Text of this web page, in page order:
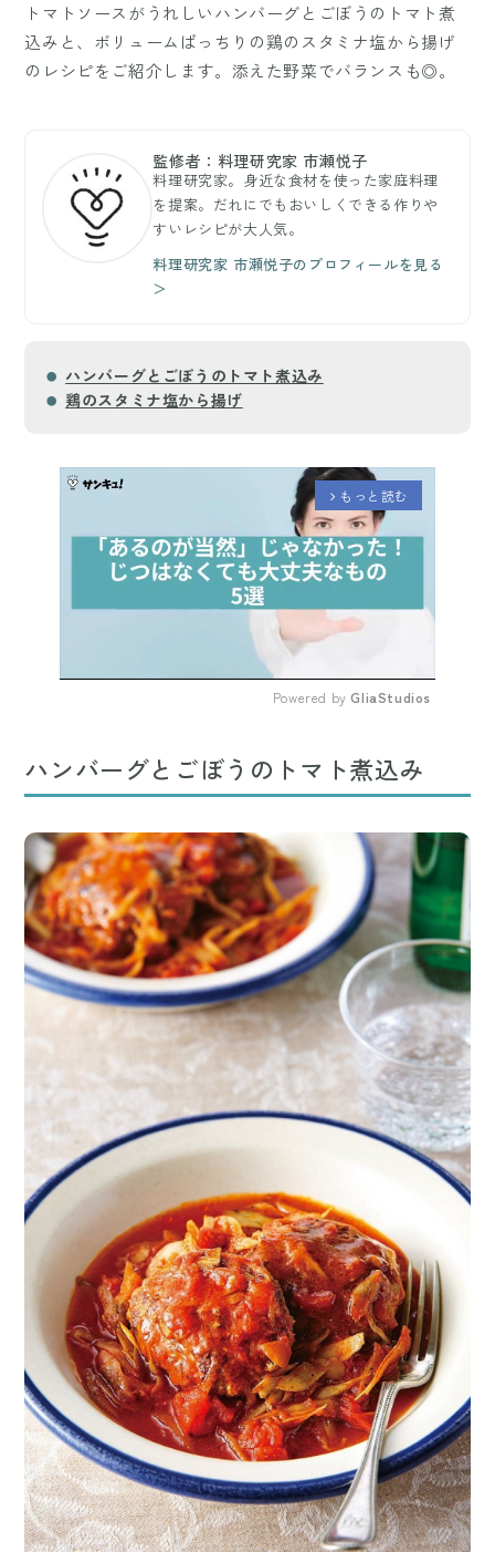
トマトソースがうれしいハンバーグとごぼうのトマト煮
込みと、ボリュームばっちりの鶏のスタミナ塩から揚げ
のレシピをご紹介します。添えた野菜でバランスも◎。
監修者：料理研究家 市瀬悦子
料理研究家。身近な食材を使った家庭料理
を提案。だれにでもおいしくできる作りや
すいレシピが大人気。
料理研究家 市瀬悦子のプロフィールを見る
＞
ハンバーグとごぼうのトマト煮込み
鶏のスタミナ塩から揚げ
arrow_forward_ios もっと読む
Powered by GliaStudios
ハンバーグとごぼうのトマト煮込み